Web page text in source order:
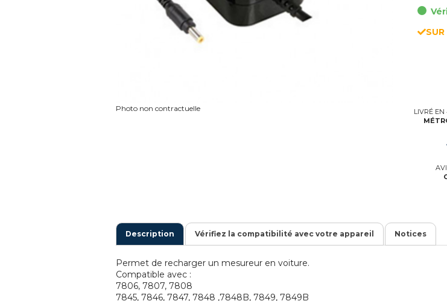
Photo non contractuelle
LIVRÉ
Description Vérifiez la compatibilité avec votre appareil Notices
Permet de recharger un mesureur en voiture.
Compatible avec :
7806, 7807, 7808
7845, 7846, 7847, 7848 ,7848B, 7849, 7849B